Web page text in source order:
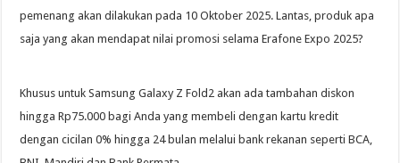
pemenang akan dilakukan pada 10 Oktober 2025. Lantas, produk apa
saja yang akan mendapat nilai promosi selama Erafone Expo 2025?
Khusus untuk Samsung Galaxy Z Fold2 akan ada tambahan diskon
hingga Rp75.000 bagi Anda yang membeli dengan kartu kredit
dengan cicilan 0% hingga 24 bulan melalui bank rekanan seperti BCA,